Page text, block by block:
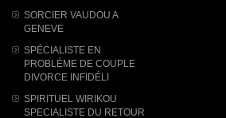
SORCIER VAUDOU A
GENEVE
SPÉCIALISTE EN
PROBLÈME DE COUPLE
DIVORCE INFIDÉLI
SPIRITUEL WIRIKOU
SPECIALISTE DU RETOUR